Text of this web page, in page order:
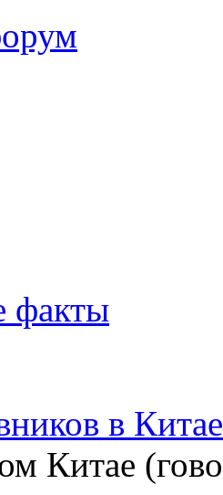
факты
в Китае
Китае